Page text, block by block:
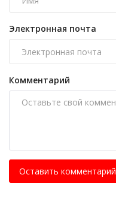
Электронная почта
Комментарий
Оставить комментарий